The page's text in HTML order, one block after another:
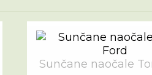
Sunčane naočale